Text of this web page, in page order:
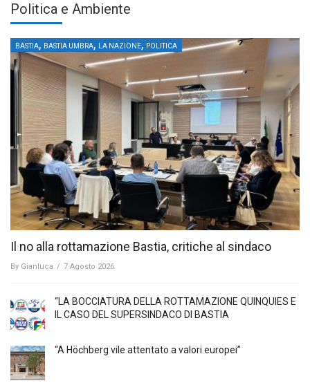
Politica e Ambiente
BASTIA, BASTIA UMBRA, LA NAZIONE, POLITICA
Il no alla rottamazione Bastia, critiche al sindaco
By Gianluca / 7 Agosto 2026
“LA BOCCIATURA DELLA ROTTAMAZIONE QUINQUIES E
IL CASO DEL SUPERSINDACO DI BASTIA
“A Höchberg vile attentato a valori europei”